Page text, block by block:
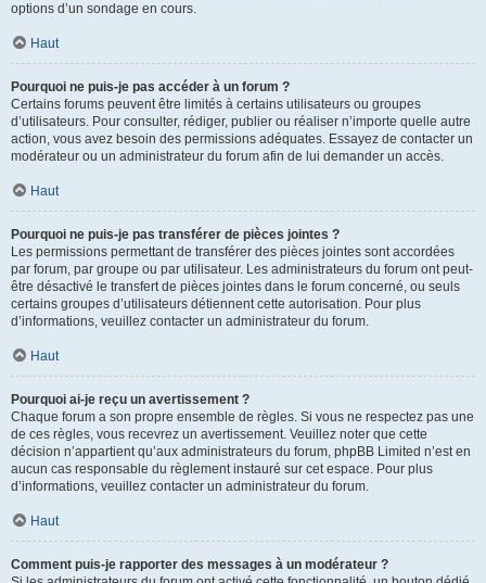
options d’un sondage en cours.
Haut
Pourquoi ne puis-je pas accéder à un forum ?
Certains forums peuvent être limités à certains utilisateurs ou groupes
d’utilisateurs. Pour consulter, rédiger, publier ou réaliser n’importe quelle autre
action, vous avez besoin des permissions adéquates. Essayez de contacter un
modérateur ou un administrateur du forum afin de lui demander un accès.
Haut
Pourquoi ne puis-je pas transférer de pièces jointes ?
Les permissions permettant de transférer des pièces jointes sont accordées
par forum, par groupe ou par utilisateur. Les administrateurs du forum ont peut-
être désactivé le transfert de pièces jointes dans le forum concerné, ou seuls
certains groupes d’utilisateurs détiennent cette autorisation. Pour plus
d’informations, veuillez contacter un administrateur du forum.
Haut
Pourquoi ai-je reçu un avertissement ?
Chaque forum a son propre ensemble de règles. Si vous ne respectez pas une
de ces règles, vous recevrez un avertissement. Veuillez noter que cette
décision n’appartient qu’aux administrateurs du forum, phpBB Limited n’est en
aucun cas responsable du règlement instauré sur cet espace. Pour plus
d’informations, veuillez contacter un administrateur du forum.
Haut
Comment puis-je rapporter des messages à un modérateur ?